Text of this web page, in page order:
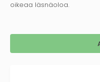
oikeaa läsnäoloa.